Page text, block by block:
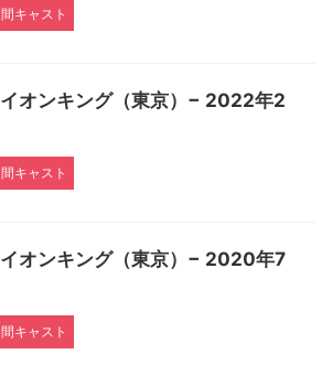
キャスト
オンキング（東京）− 2022年2
キャスト
オンキング（東京）− 2020年7
キャスト